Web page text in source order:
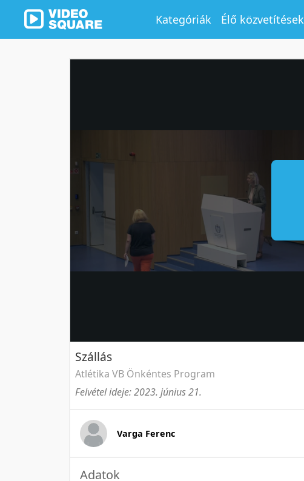
Kategóriák Élő közvetítések
Szállás
Atlétika VB Önkéntes Program
Felvétel ideje: 2023. június 21.
Varga Ferenc
Adatok